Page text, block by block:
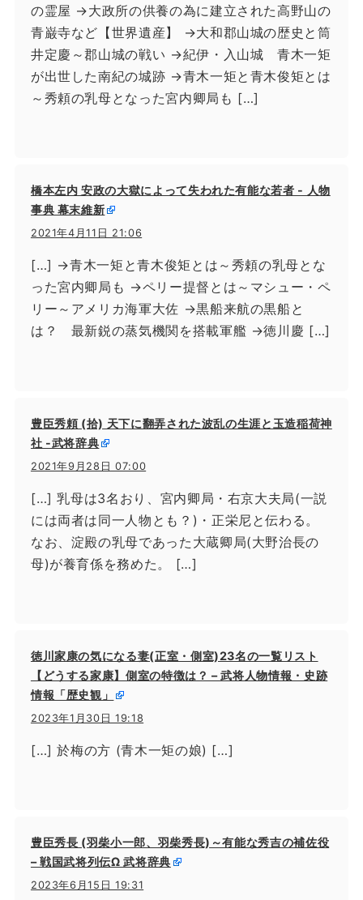
の霊屋 →大政所の供養の為に建立された高野山の
青巌寺など【世界遺産】 →大和郡山城の歴史と筒
井定慶～郡山城の戦い →紀伊・入山城 青木一矩
が出世した南紀の城跡 →青木一矩と青木俊矩とは
～秀頼の乳母となった宮内卿局も […]
橋本左内 安政の大獄によって失われた有能な若者 - 人物
事典 幕末維新
2021年4月11日 21:06
[…] →青木一矩と青木俊矩とは～秀頼の乳母とな
った宮内卿局も →ペリー提督とは～マシュー・ペ
リー～アメリカ海軍大佐 →黒船来航の黒船と
は？ 最新鋭の蒸気機関を搭載軍艦 →徳川慶 […]
豊臣秀頼 (拾) 天下に翻弄された波乱の生涯と玉造稲荷神
社 -武将辞典
2021年9月28日 07:00
[…] 乳母は3名おり、宮内卿局・右京大夫局(一説
には両者は同一人物とも？)・正栄尼と伝わる。
なお、淀殿の乳母であった大蔵卿局(大野治長の
母)が養育係を務めた。 […]
徳川家康の気になる妻(正室・側室)23名の一覧リスト
【どうする家康】側室の特徴は？ – 武将人物情報・史跡
情報「歴史観」
2023年1月30日 19:18
[…] 於梅の方 (青木一矩の娘) […]
豊臣秀長 (羽柴小一郎、羽柴秀長)～有能な秀吉の補佐役
– 戦国武将列伝Ω 武将辞典
2023年6月15日 19:31